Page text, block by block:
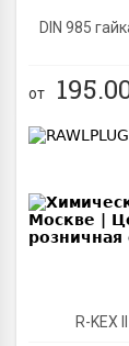
DIN 985
от
R-KEX